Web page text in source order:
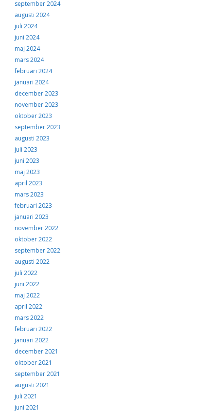
september 2024
augusti 2024
juli 2024
juni 2024
maj 2024
mars 2024
februari 2024
januari 2024
december 2023
november 2023
oktober 2023
september 2023
augusti 2023
juli 2023
juni 2023
maj 2023
april 2023
mars 2023
februari 2023
januari 2023
november 2022
oktober 2022
september 2022
augusti 2022
juli 2022
juni 2022
maj 2022
april 2022
mars 2022
februari 2022
januari 2022
december 2021
oktober 2021
september 2021
augusti 2021
juli 2021
juni 2021